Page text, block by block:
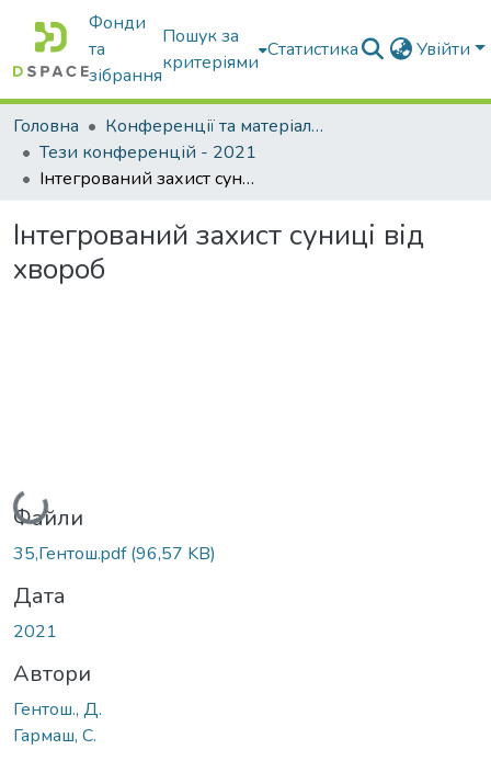
Фонди
та
зібрання
Пошук за
критеріями
Статистика Увійти
Головна
Конференції та матеріали конференцій
Тези конференцій - 2021
Інтегрований захист суниці від хвороб
Інтегрований захист суниці від
хвороб
Вантажиться...
Файли
35,Гентош.pdf(96,57 KB)
Дата
2021
Автори
Гентош., Д.
Гармаш, С.